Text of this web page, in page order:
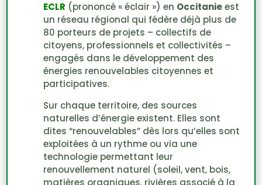
ECLR (prononcé « éclair ») en Occitanieest
un réseau régional qui fédère déjà plus de
80 porteurs de projets – collectifs de
citoyens, professionnels et collectivités –
engagés dans le développement des
énergies renouvelables citoyennes et
participatives.
Sur chaque territoire, des sources
naturelles d’énergie existent. Elles sont
dites “renouvelables” dès lors qu’elles sont
exploitées à un rythme ou via une
technologie permettant leur
renouvellement naturel (soleil, vent, bois,
matières organiques, rivières associé à la